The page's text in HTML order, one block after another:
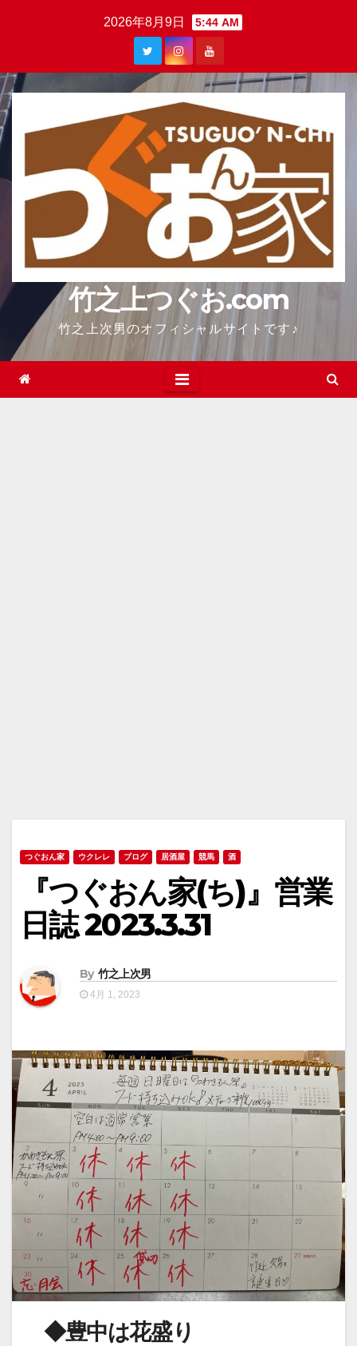
2026年8月9日 5:44 AM
竹之上つぐお.com
竹之上次男のオフィシャルサイトです♪
つぐおん家 ウクレレ ブログ 居酒屋 競馬 酒
『つぐおん家(ち)』営業
日誌 2023.3.31
By 竹之上次男
4月 1, 2023
◆豊中は花盛り